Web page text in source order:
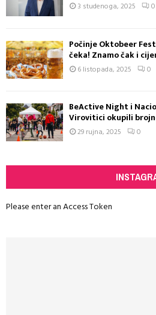
3 studenoga, 2025 0
Počinje Oktobeer
čeka! Znamo čak i
6 listopada, 2025 0
BeActive Night i
Virovitici okupili
29 rujna, 2025 0
Please enter an Access Token